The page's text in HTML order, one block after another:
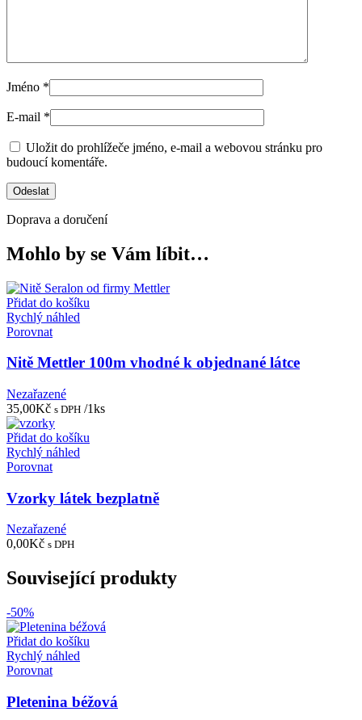
Jméno *
E-mail *
Uložit do prohlížeče jméno, e-mail a webovou stránku pro
budoucí komentáře.
Doprava a doručení
Mohlo by se Vám líbit…
Přidat do košíku
Rychlý náhled
Porovnat
Nitě Mettler 100m vhodné k objednané látce
Nezařazené
35,00Kč s DPH /1ks
Přidat do košíku
Rychlý náhled
Porovnat
Vzorky látek bezplatně
Nezařazené
0,00Kč s DPH
Související produkty
-50%
Přidat do košíku
Rychlý náhled
Porovnat
Pletenina béžová